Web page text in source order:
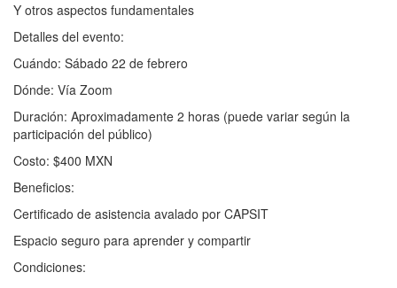
Y otros aspectos fundamentales
Detalles del evento:
Cuándo: Sábado 22 de febrero
Dónde: Vía Zoom
Duración: Aproximadamente 2 horas (puede variar según la
participación del público)
Costo: $400 MXN
Beneficios:
Certificado de asistencia avalado por CAPSIT
Espacio seguro para aprender y compartir
Condiciones: